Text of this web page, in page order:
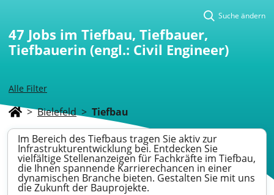
Alle Filter
Suche ändern
47 Jobs im Tiefbau, Tiefbauer,
Tiefbauerin (engl.: Civil Engineer)
> Bielefeld > Tiefbau
Im Bereich des Tiefbaus tragen Sie aktiv zur
Infrastrukturentwicklung bei. Entdecken Sie
vielfältige Stellenanzeigen für Fachkräfte im Tiefbau,
die Ihnen spannende Karrierechancen in einer
dynamischen Branche bieten. Gestalten Sie mit uns
die Zukunft der Bauprojekte.